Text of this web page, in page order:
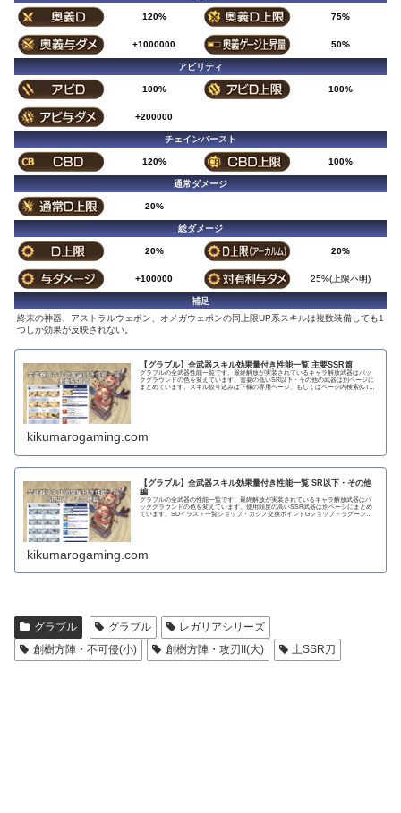
120% 75%
+1000000 50%
アビリティ
100% 100%
+200000
チェインバースト
120% 100%
通常ダメージ
20%
総ダメージ
20% 20%
+100000 25%(上限不明)
補足
終末の神器、アストラルウェポン、オメガウェポンの同上限UP系スキルは複数装備しても1
つしか効果が反映されない。
【グラブル】全武器スキル効果量付き性能一覧 主要SSR篇
グラブルの全武器性能一覧です。最終解放が実装されているキャラ解放武器はバッ
クグラウンドの色を変えています。需要の低いSR以下・その他の武器は別ページに
まとめています。スキル絞り込みは下欄の専用ページ、もしくはページ内検索(CTRL
kikumarogaming.com
【グラブル】全武器スキル効果量付き性能一覧 SR以下・その他
編
グラブルの全武器の性能一覧です。最終解放が実装されているキャラ解放武器はバ
ックグラウンドの色を変えています。使用頻度の高いSSR武器は別ページにまとめ
ています。SDイラスト一覧ショップ・カジノ交換ポイントGショップドラグーンラ
kikumarogaming.com
グラブル グラブル
レガリアシリーズ
創樹方陣・不可侵(小)
創樹方陣・攻刃II(大) 土SSR刀